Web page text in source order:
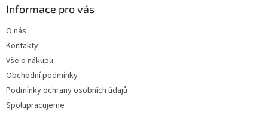
Informace pro vás
O nás
Kontakty
Vše o nákupu
Obchodní podmínky
Podmínky ochrany osobních údajů
Spolupracujeme